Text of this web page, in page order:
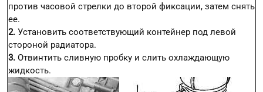
против часовой стрелки до второй фиксации, затем снять
ее.
2. Установить соответствующий контейнер под левой
стороной радиатора.
3. Отвинтить сливную пробку и слить охлаждающую
жидкость.